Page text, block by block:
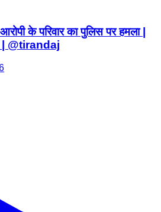
के परिवार का पुलिस पर हमला |
| @tirandaj